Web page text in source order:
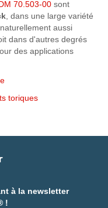
70.503-00 sont
, dans une large variété
aussi
dans d'autres degrés
des applications
toriques
à la newsletter
!